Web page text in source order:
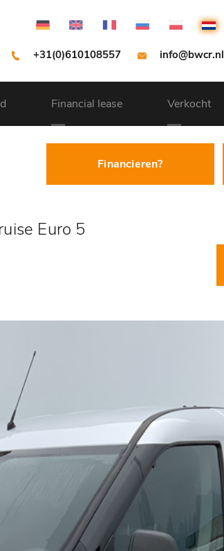
+31(0)610108557 info@bwcr.nl
Financial lease Verkocht
Financieren?
Euro 5